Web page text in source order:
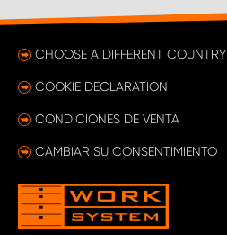
CHOOSE A DIFFERENT COUNTRY
COOKIE DECLARATION
CONDICIONES DE VENTA
CAMBIAR SU CONSENTIMIENTO